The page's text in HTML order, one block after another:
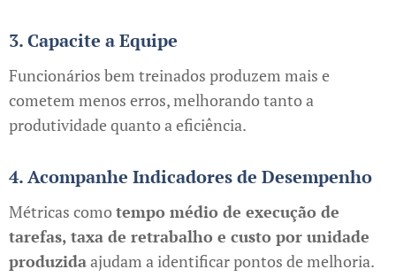
3. Capacite a Equipe
Funcionários bem treinados produzem mais e
cometem menos erros, melhorando tanto a
produtividade quanto a eficiência.
4. Acompanhe Indicadores de Desempenho
Métricas comotempo médio de execução de
tarefas, taxa de retrabalho e custo por unidade
produzidaajudam a identificar pontos de melhoria.